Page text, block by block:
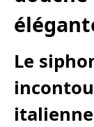
Le
italienne